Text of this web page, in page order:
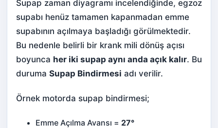
Supap zaman diyagramı incelendiğinde, egzoz
supabı henüz tamamen kapanmadan emme
supabının açılmaya başladığı görülmektedir.
Bu nedenle belirli bir krank mili dönüş açısı
boyunca her iki supap aynı anda açık kalır. Bu
duruma Supap Bindirmesi adı verilir.
Örnek motorda supap bindirmesi;
Emme Açılma Avansı = 27°